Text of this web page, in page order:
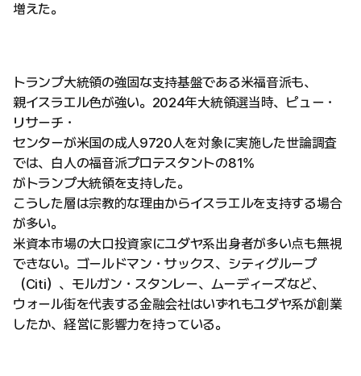
増えた。
トランプ大統領の強固な支持基盤である米福音派も、
親イスラエル色が強い。2024年大統領選当時、ピュー・
リサーチ・
センターが米国の成人9720人を対象に実施した世論調査
では、白人の福音派プロテスタントの81%
がトランプ大統領を支持した。
こうした層は宗教的な理由からイスラエルを支持する場合
が多い。
米資本市場の大口投資家にユダヤ系出身者が多い点も無視
できない。ゴールドマン・サックス、シティグループ
（Citi）、モルガン・スタンレー、ムーディーズなど、
ウォール街を代表する金融会社はいずれもユダヤ系が創業
したか、経営に影響力を持っている。